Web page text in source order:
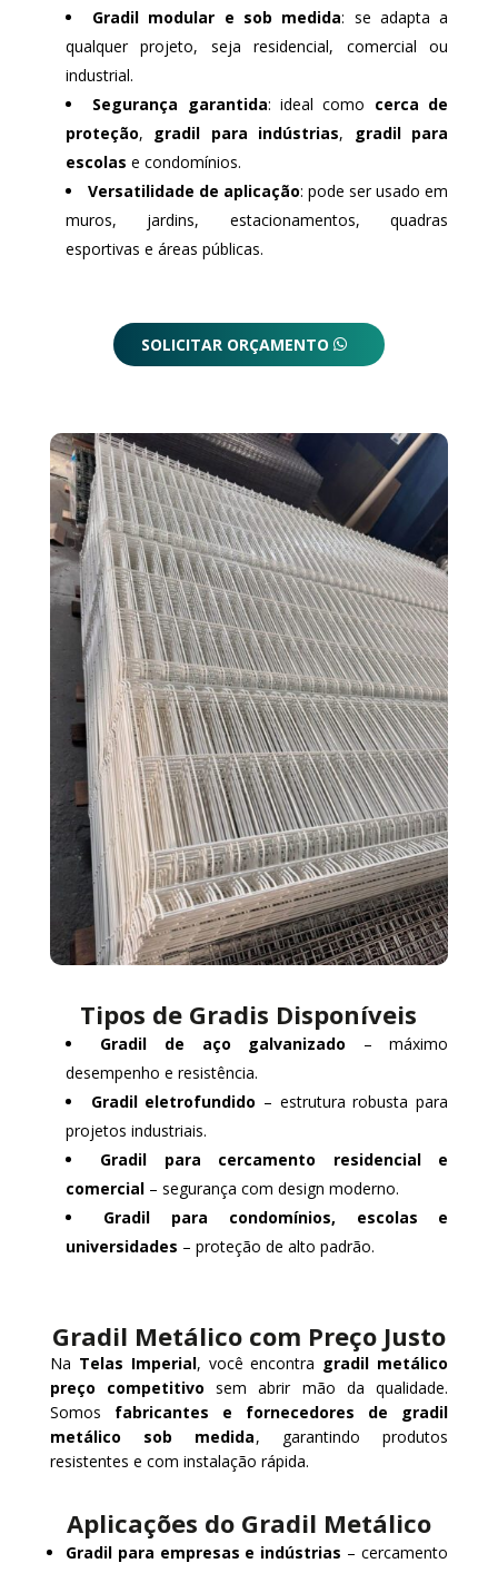
Gradil modular e sob medida: se adapta a
qualquer projeto, seja residencial, comercial ou
industrial.
Segurança garantida: ideal como cerca de
proteção, gradil para indústrias, gradil para
escolas e condomínios.
Versatilidade de aplicação: pode ser usado em
muros, jardins, estacionamentos, quadras
esportivas e áreas públicas.
SOLICITAR ORÇAMENTO
Tipos de Gradis Disponíveis
Gradil de aço galvanizado – máximo
desempenho e resistência.
Gradil eletrofundido – estrutura robusta para
projetos industriais.
Gradil para cercamento residencial e
comercial– segurança com design moderno.
Gradil para condomínios, escolas e
universidades – proteção de alto padrão.
Gradil Metálico com Preço Justo
Na Telas Imperial, você encontra gradil metálico
preço competitivo sem abrir mão da qualidade.
Somos fabricantes e fornecedores de gradil
metálico sob medida, garantindo produtos
resistentes e com instalação rápida.
Aplicações do Gradil Metálico
Gradil para empresas e indústrias – cercamento